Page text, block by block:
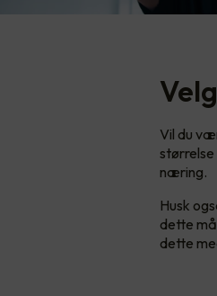
Vil du
næring.
Husk
dette
dette